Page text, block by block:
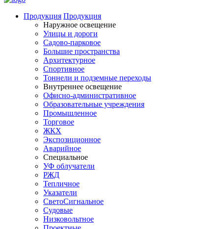
Продукция Продукция
Наружное освещение
Улицы и дороги
Садово-парковое
Большие пространства
Архитектурное
Спортивное
Тоннели и подземные переходы
Внутреннее освещение
Офисно-административное
Образовательные учреждения
Промышленное
Торговое
ЖКХ
Экспозиционное
Аварийное
Специальное
УФ облучатели
РЖД
Тепличное
Указатели
СветоСигнальное
Судовые
Низковольтное